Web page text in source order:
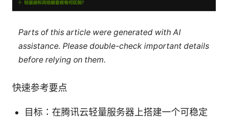
Parts of this article were generated with AI
assistance. Please double-check important details
before relying on them.
快速参考要点
目标：在腾讯云轻量服务器上搭建一个可稳定